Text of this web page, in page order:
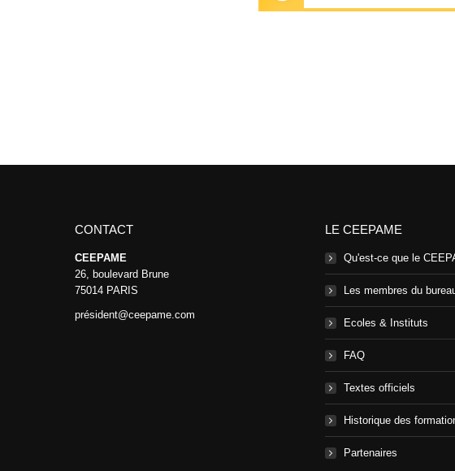
CONTACT
CEEPAME
26, boulevard Brune
75014 PARIS
président@ceepame.com
LE CEEPAME
Qu'est-ce que le
Les membres du
Ecoles & Instituts
FAQ
Textes officiels
Historique des
Partenaires